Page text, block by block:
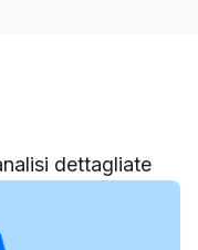
dettagliate